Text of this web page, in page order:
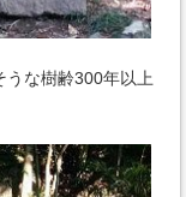
うな樹齢300年以上